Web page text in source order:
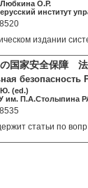
О.Р.
институт
издании
の国家安全保障
(ed.)
им. П.А.Столыпина
статьи по вопр